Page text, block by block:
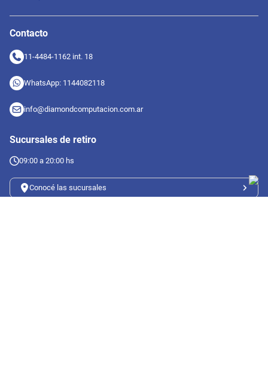
Contacto
11-4484-1162 int. 18
WhatsApp: 1144082118
info@diamondcomputacion.com.ar
Sucursales de retiro
09:00 a 20:00 hs
Conocé las sucursales